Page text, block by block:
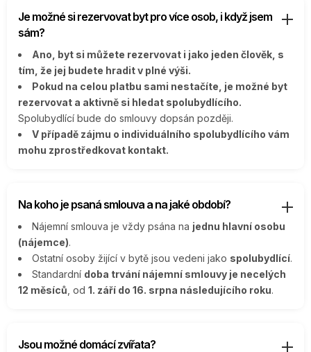
Je možné si rezervovat byt pro více osob, i když jsem
sám?
Ano, byt si můžete rezervovat i jako jeden člověk, s
tím, že jej budete hradit v plné výši.
Pokud na celou platbu sami nestačíte, je možné byt
rezervovat a aktivně si hledat spolubydlícího.
Spolubydlící bude do smlouvy dopsán později.
V případě zájmu o individuálního spolubydlícího vám
mohu zprostředkovat kontakt.
Na koho je psaná smlouva a na jaké období?
Nájemní smlouva je vždy psána na jednu hlavní osobu
(nájemce).
Ostatní osoby žijící v bytě jsou vedeni jako spolubydlící.
Standardní doba trvání nájemní smlouvy je necelých
12 měsíců , od 1. září do 16. srpna následujícího roku.
Jsou možné domácí zvířata?